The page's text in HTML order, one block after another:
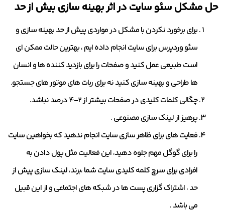
حل مشکل سئو سایت در اثر بهینه سازی بیش از حد
برای برخورد نکردن با مشکل در مواردی پیش از حد بهینه سازی و
سئو وردپرس برای سایت انجام داده ایم ، بهترین حالت ممکن ای
است طبیعی عمل کنید و صفحات را برای بازدید کننده ها و انسان
ها طراحی و بهینه سازی کنید نه برای ربات های موتور های جستجو.
چگالی کلمات کلیدی در صفحات بیشتر از 2-4 درصد نباشد.
پرهیز از لینک سازی مصنوعی .
فعایت های برای ظاهر سازی سایت انجام ندهید که بخواهین سایت
را برای گوگل مهم جلوه دهید، این فعالیت مثل پول دادن به
افرادی برای سرچ کلمه کلیدی سایت شما ،برند، لینک سازی پیش از
حد ، اشتراک گزاری پست ها در شبکه های اجتماعی و از این قبیل
می باشد .